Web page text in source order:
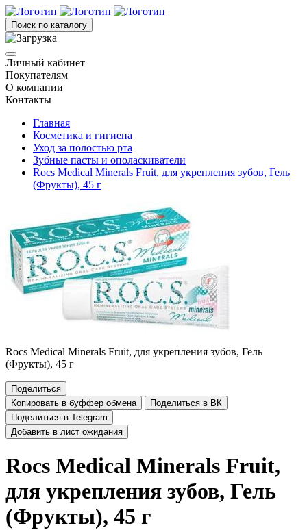
Поиск по каталогу
Личный кабинет
Покупателям
О компании
Контакты
Главная
Косметика и гигиена
Уход за полостью рта
Зубные пасты и ополаскиватели
Rocs Medical Minerals Fruit, для укрепления зубов, Гель
(Фрукты), 45 г
Rocs Medical Minerals Fruit, для укрепления зубов, Гель
(Фрукты), 45 г
Поделиться
Копировать в буффер обмена
Поделиться в ВК
Поделиться в Telegram
Добавить в лист ожидания
Rocs Medical Minerals Fruit,
для укрепления зубов, Гель
(Фрукты), 45 г